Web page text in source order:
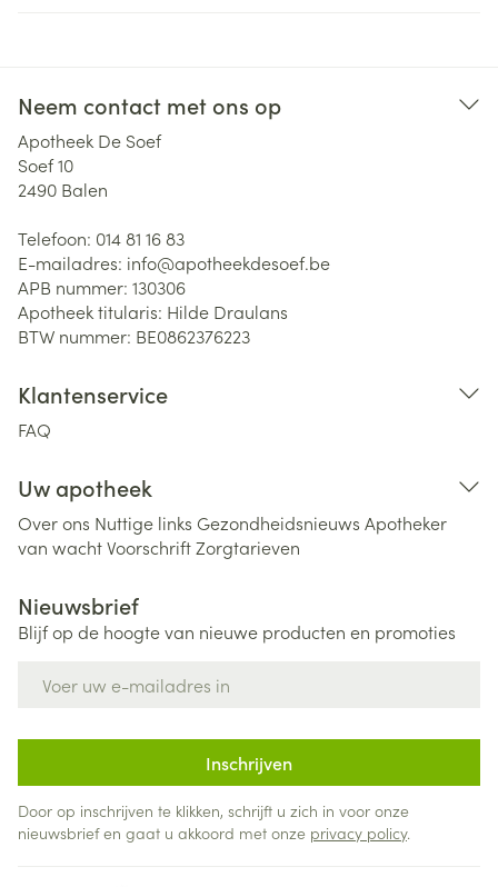
Neem contact met ons op
Apotheek De Soef
Soef 10
2490 Balen
Telefoon: 014 81 16 83
E-mailadres: info@apotheekdesoef.be
APB nummer: 130306
Apotheek titularis: Hilde Draulans
BTW nummer: BE0862376223
Klantenservice
FAQ
Uw apotheek
Over ons Nuttige links Gezondheidsnieuws Apotheker
van wachtVoorschriftZorgtarieven
Nieuwsbrief
Blijf op de hoogte van nieuwe producten en promoties
Inschrijven
Door op inschrijven te klikken, schrijft u zich in voor onze
nieuwsbrief en gaat u akkoord met onze privacy policy.